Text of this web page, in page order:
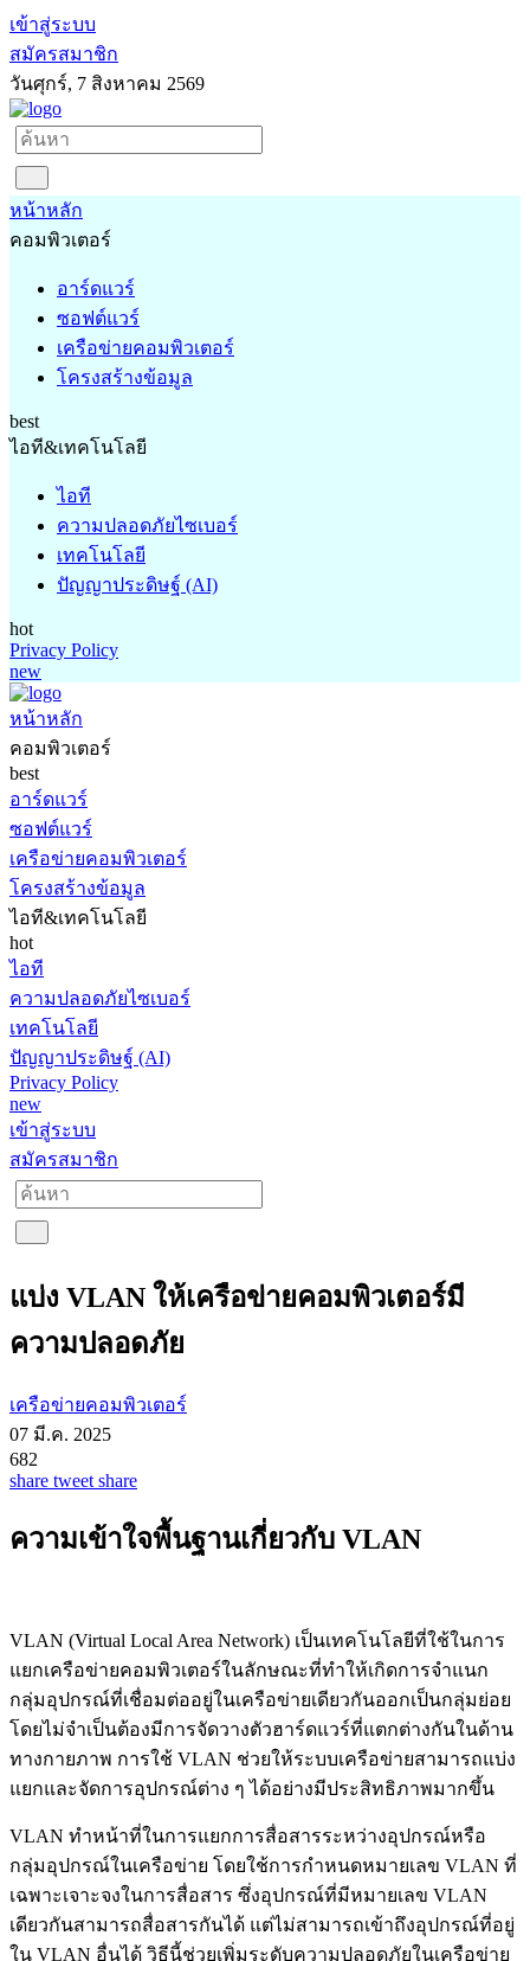
เข้าสู่ระบบ
สมัครสมาชิก
วันศุกร์, 7 สิงหาคม 2569
หน้าหลัก
คอมพิวเตอร์
อาร์ดแวร์
ซอฟต์แวร์
เครือข่ายคอมพิวเตอร์
โครงสร้างข้อมูล
best
ไอที&เทคโนโลยี
ไอที
ความปลอดภัยไซเบอร์
เทคโนโลยี
ปัญญาประดิษฐ์ (AI)
hot
Privacy Policy
new
หน้าหลัก
คอมพิวเตอร์
best
อาร์ดแวร์
ซอฟต์แวร์
เครือข่ายคอมพิวเตอร์
โครงสร้างข้อมูล
ไอที&เทคโนโลยี
hot
ไอที
ความปลอดภัยไซเบอร์
เทคโนโลยี
ปัญญาประดิษฐ์ (AI)
Privacy Policy
new
เข้าสู่ระบบ
สมัครสมาชิก
แบ่ง VLAN ให้เครือข่ายคอมพิวเตอร์มี
ความปลอดภัย
เครือข่ายคอมพิวเตอร์
07 มี.ค. 2025
682
share tweet share
ความเข้าใจพื้นฐานเกี่ยวกับ VLAN
VLAN (Virtual Local Area Network) เป็นเทคโนโลยีที่ใช้ในการ
แยกเครือข่ายคอมพิวเตอร์ในลักษณะที่ทำให้เกิดการจำแนก
กลุ่มอุปกรณ์ที่เชื่อมต่ออยู่ในเครือข่ายเดียวกันออกเป็นกลุ่มย่อย
โดยไม่จำเป็นต้องมีการจัดวางตัวฮาร์ดแวร์ที่แตกต่างกันในด้าน
ทางกายภาพ การใช้ VLAN ช่วยให้ระบบเครือข่ายสามารถแบ่ง
แยกและจัดการอุปกรณ์ต่าง ๆ ได้อย่างมีประสิทธิภาพมากขึ้น
VLAN ทำหน้าที่ในการแยกการสื่อสารระหว่างอุปกรณ์หรือ
กลุ่มอุปกรณ์ในเครือข่าย โดยใช้การกำหนดหมายเลข VLAN ที่
เฉพาะเจาะจงในการสื่อสาร ซึ่งอุปกรณ์ที่มีหมายเลข VLAN
เดียวกันสามารถสื่อสารกันได้ แต่ไม่สามารถเข้าถึงอุปกรณ์ที่อยู่
ใน VLAN อื่นได้ วิธีนี้ช่วยเพิ่มระดับความปลอดภัยในเครือข่าย